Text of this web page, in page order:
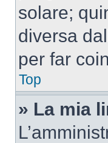
solare;
diversa
per far
Top
» La mia